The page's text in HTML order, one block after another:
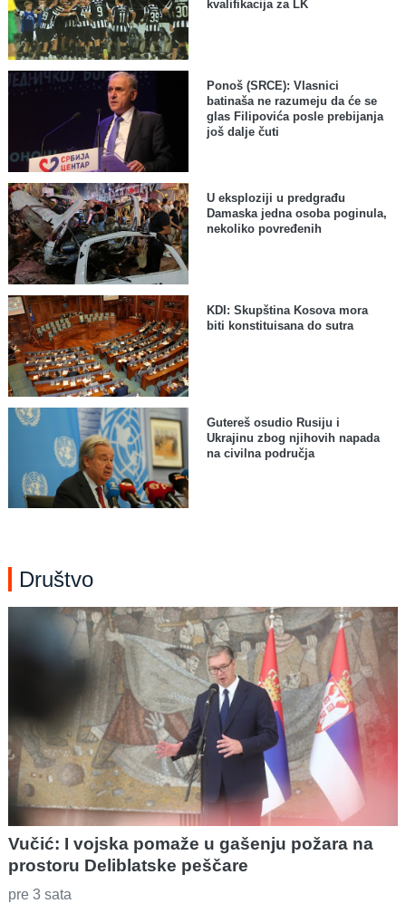
kvalifikacija za LK
Ponoš (SRCE): Vlasnici
batinaša ne razumeju da će se
glas Filipovića posle prebijanja
još dalje čuti
U eksploziji u predgrađu
Damaska jedna osoba poginula,
nekoliko povređenih
KDI: Skupština Kosova mora
biti konstituisana do sutra
Gutereš osudio Rusiju i
Ukrajinu zbog njihovih napada
na civilna područja
Društvo
Vučić: I vojska pomaže u gašenju požara na
prostoru Deliblatske peščare
pre 3 sata